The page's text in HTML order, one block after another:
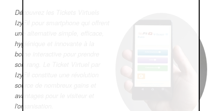
Découvrez les Tickets Virtuels
IzyFil pour smartphone qui offrent
une alternative simple, efficace,
hygiénique et innovante à la
borne interactive pour prendre
son rang. Le Ticket Virtuel par
IzyFil constitue une révolution
source de nombreux gains et
avantages pour le visiteur et
l'organisation.